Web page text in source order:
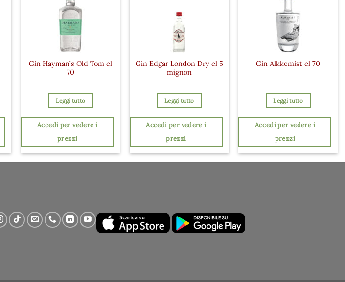
Gin Hayman’s Old Tom cl
70
Leggi tutto
Accedi per vedere i
prezzi
Gin Edgar London Dry cl 5
mignon
Leggi tutto
Accedi per vedere i
prezzi
Gin Alkkemist cl 70
Leggi tutto
Accedi per vedere i
prezzi